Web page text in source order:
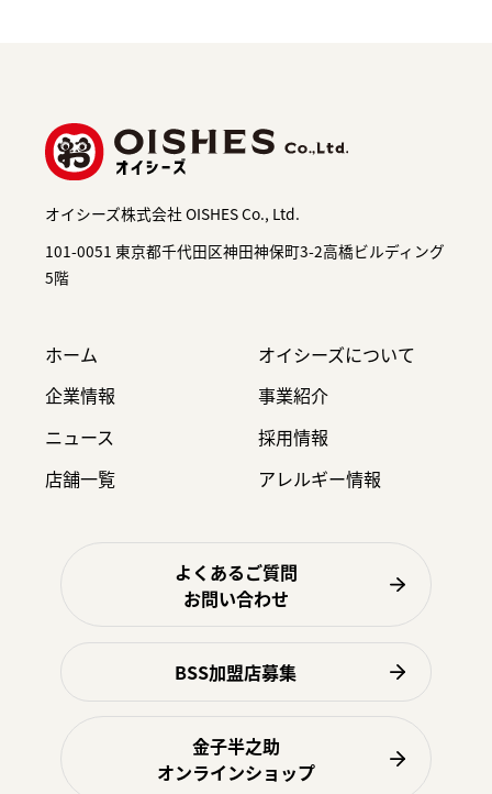
オイシーズ株式会社 OISHES Co., Ltd.
101-0051 東京都千代田区神田神保町3-2高橋ビルディング
5階
ホーム
オイシーズについて
企業情報
事業紹介
ニュース
採用情報
店舗一覧
アレルギー情報
よくあるご質問
お問い合わせ
BSS加盟店募集
金子半之助
オンラインショップ